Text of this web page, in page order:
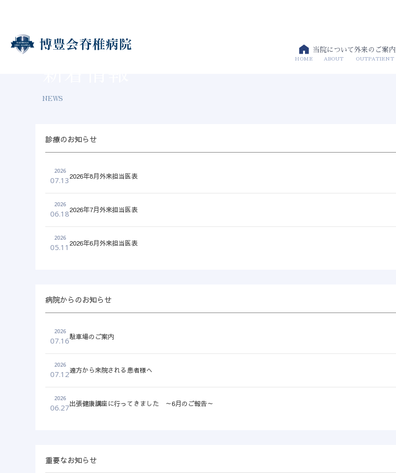
HOME
当院について
ABOUT
外来のご案内
OUTPATIENT
NEWS
診療のお知らせ
2026
07.132026年8月外来担当医表
2026
06.182026年7月外来担当医表
2026
05.11 2026年6月外来担当医表
病院からのお知らせ
2026
07.16駐車場のご案内
2026
07.12遠方から来院される患者様へ
2026
06.27出張健康講座に行ってきました ～6月のご報告～
重要なお知らせ